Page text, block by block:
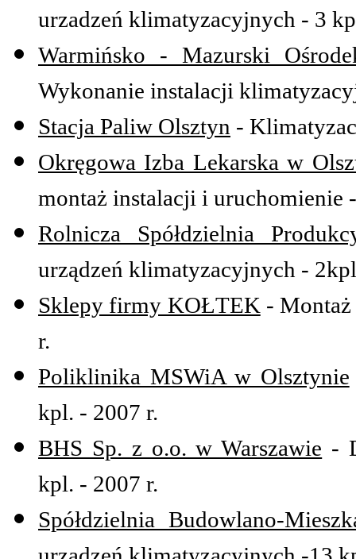
urzadzeń klimatyzacyjnych - 3
Warmińsko - Mazurski
Wykonanie instalacji
Stacja Paliw Olsztyn -
Okręgowa Izba Lekarska w
montaż instalacji i uruchomienie
Rolnicza Spółdzielnia
urządzeń klimatyzacyjnych -
Sklepy firmy KOŁTEK- Montaż
r.
Poliklinika MSWiA w Olsztynie
kpl. - 2007 r.
BHS Sp. z o.o. w Warszawie -
kpl. - 2007 r.
Spółdzielnia Budowlano-